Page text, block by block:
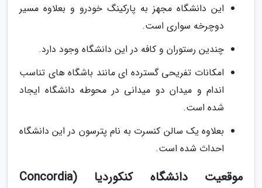
این دانشگاه مجهز به پارکینگ خودرو و بعلاوه مسیر
دوچرخه سواری است.
چندین رستوران و کافه در این دانشگاه وجود دارد.
امکانات تفریحی گسترده ای مانند باشگاه های تناسب
اندام و میدان دو میدانی در محوطه دانشگاه ایجاد
شده است.
بعلاوه یک سالن کنسرت به نام پترسون در این دانشگاه
احداث شده است.
موقعیت دانشگاه کنکوردیا (Concordia